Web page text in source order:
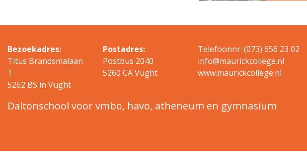
Bezoekadres:
Titus Brandsmalaan
1
5262 BS in Vught
Postadres:
Postbus 2040
5260 CA Vught
Telefoonnr: (073) 656 23 02
info@maurickcollege.nl
www.maurickcollege.nl
Daltonschool voor vmbo, havo, atheneum en gymnasium